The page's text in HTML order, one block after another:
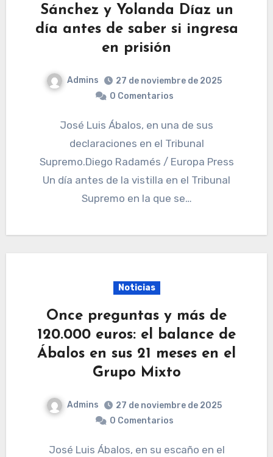
Sánchez y Yolanda Díaz un
día antes de saber si ingresa
en prisión
Admins
27 de noviembre de 2025
0 Comentarios
José Luis Ábalos, en una de sus
declaraciones en el Tribunal
Supremo.Diego Radamés / Europa Press
Un día antes de la vistilla en el Tribunal
Supremo en la que se…
Noticias
Once preguntas y más de
120.000 euros: el balance de
Ábalos en sus 21 meses en el
Grupo Mixto
Admins
27 de noviembre de 2025
0 Comentarios
José Luis Ábalos, en su escaño en el